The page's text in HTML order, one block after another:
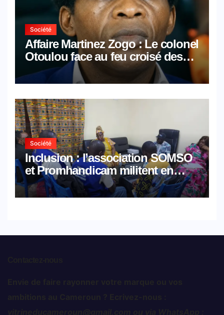
Société
Affaire Martinez Zogo : Le colonel
Otoulou face au feu croisé des
avocats de la défense
Société
Inclusion : l’association SOMSO
et Promhandicam militent en
faveur d’une réforme des
formations en hôtellerie-